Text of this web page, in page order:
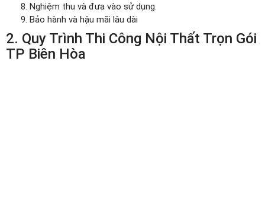
Nghiệm thu và đưa vào sử dụng.
Bảo hành và hậu mãi lâu dài
2. Quy Trình Thi Công Nội Thất Trọn Gói
TP Biên Hòa